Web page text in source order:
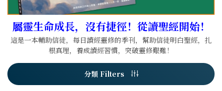
屬靈生命成長，沒有捷徑！從讀聖經開始！
這是一本輔助信徒，每日讀經靈修的季刊，幫助信徒明白聖經，扎
根真理，養成讀經習慣，突破靈修艱難！
分類 Filters